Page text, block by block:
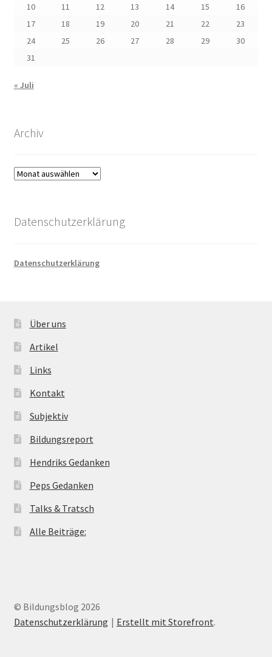
10
11 12 13 14 15
16
17
18 19 20 21 22
23
24
25 26 27 28 29
30
31
« Juli
Archiv
Archiv
Datenschutzerklärung
Datenschutzerklärung
Über uns
Artikel
Links
Kontakt
Subjektiv
Bildungsreport
Hendriks Gedanken
Peps Gedanken
Talks & Tratsch
Alle Beiträge:
© Bildungsblog 2026
Datenschutzerklärung
Erstellt mit Storefront.